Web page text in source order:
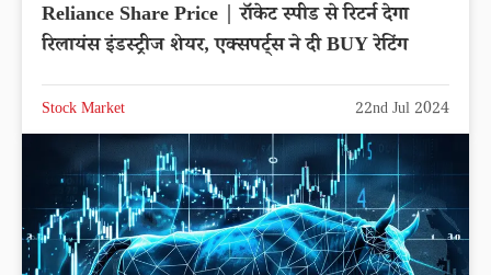
Reliance Share Price | रॉकेट स्पीड से रिटर्न देगा
रिलायंस इंडस्ट्रीज शेयर, एक्सपर्ट्स ने दी BUY रेटिंग
Stock Market 22nd Jul 2024